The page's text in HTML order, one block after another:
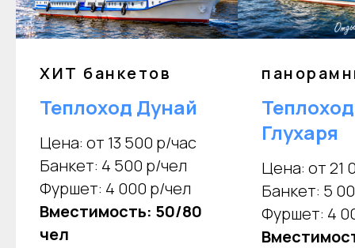
ХИТ банкетов
Теплоход Дунай
Цена: от 13 500 р/час
Банкет: 4 500 р/чел
Фуршет: 4 000 р/чел
Вместимость: 50/80
чел
Глухаря
Цена: от 21
Банкет: 5
Фуршет: 4